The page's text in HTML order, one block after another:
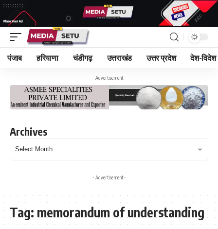
पंजाब हरियाणा चंडीगढ़ उत्तराखंड उत्तर प्रदेश देश-विदेश
- Advertisement -
Archives
- Advertisement -
Tag: memorandum of understanding